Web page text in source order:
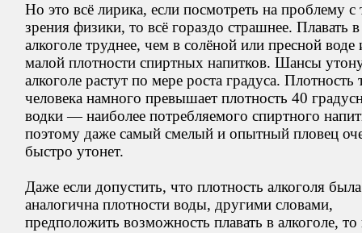
Но это всё лирика, если посмотреть на проблему с
зрения физики, то всё гораздо страшнее. Плавать в
алкоголе труднее, чем в солёной или пресной воде
малой плотности спиртных напитков. Шансы
алкоголе растут по мере роста градуса. Плотность
человека намного превышает плотность 40
водки — наиболее потребляемого спиртного
поэтому даже самый смелый и опытный пловец
быстро утонет.
Даже если допустить, что плотность алкоголя
аналогична плотности воды, другими словами,
предположить возможность плавать в алкоголе, то